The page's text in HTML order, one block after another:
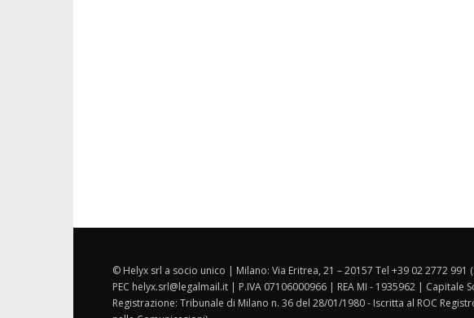
© Helyx srl a socio unico | Milano: Via Eritrea, 21 – 20157 Tel +39 02 2772
PEC helyx.srl@legalmail.it | P.IVA 07106000966 | REA MI - 1935962 |
Registrazione: Tribunale di Milano n. 36 del 28/01/1980 - Iscritta al ROC